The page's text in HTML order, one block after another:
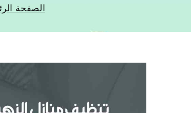
الصفحة